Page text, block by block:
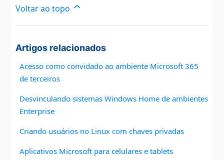
Voltar ao topo
Artigos relacionados
Acesso como convidado ao ambiente Microsoft 365
de terceiros
Desvinculando sistemas Windows Home de ambientes
Enterprise
Criando usuários no Linux com chaves privadas
Aplicativos Microsoft para celulares e tablets